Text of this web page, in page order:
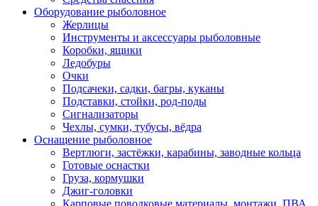
Оборудование рыболовное
Жерлицы
Инструменты и аксессуары рыболовные
Коробки, ящики
Ледобуры
Очки
Подсачеки, садки, багры, куканы
Подставки, стойки, род-поды
Сигнализаторы
Чехлы, сумки, тубусы, вёдра
Оснащение рыболовное
Вертлюги, застёжки, карабины, заводные кольца
Готовые оснастки
Груза, кормушки
Джиг-головки
Карповые поводковые материалы, монтажи, ПВА